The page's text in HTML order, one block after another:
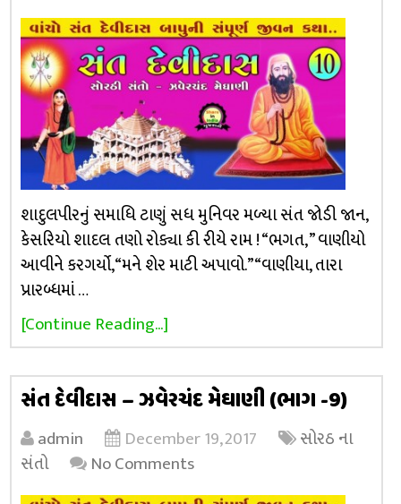
શાદુલપીરનું સમાધિ ટાણું સધ મુનિવર મળ્યા સંત જોડી જાન,
કેસરિયો શાદલ તણો રોક્યા કી રીયે રામ ! “ભગત, ” વાણીયો
આવીને કરગર્યો, “મને શેર માટી અપાવો.” “વાણીયા, તારા
પ્રારબ્ધમાં …
[Continue Reading...]
સંત દેવીદાસ – ઝવેરચંદ મેઘાણી (ભાગ -9)
admin December 19, 2017
સોરઠ ના
સંતો
No Comments